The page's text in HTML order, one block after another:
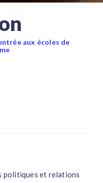
aux écoles de
politiques et relations